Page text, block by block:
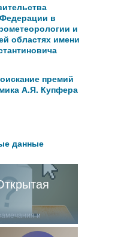
в
и
областях имени
премий
А.Я. Купфера
данные
и
работе